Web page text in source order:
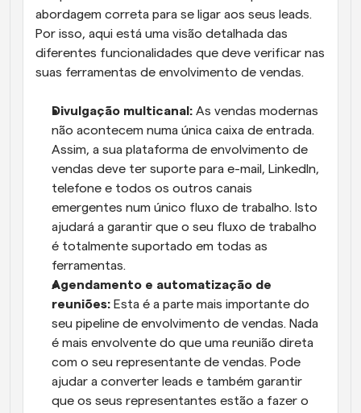
abordagem correta para se ligar aos seus leads.
Por isso, aqui está uma visão detalhada das
diferentes funcionalidades que deve verificar nas
suas ferramentas de envolvimento de vendas.
Divulgação multicanal: As vendas modernas
não acontecem numa única caixa de entrada.
Assim, a sua plataforma de envolvimento de
vendas deve ter suporte para e-mail, LinkedIn,
telefone e todos os outros canais
emergentes num único fluxo de trabalho. Isto
ajudará a garantir que o seu fluxo de trabalho
é totalmente suportado em todas as
ferramentas.
Agendamento e automatização de
reuniões: Esta é a parte mais importante do
seu pipeline de envolvimento de vendas. Nada
é mais envolvente do que uma reunião direta
com o seu representante de vendas. Pode
ajudar a converter leads e também garantir
que os seus representantes estão a fazer o